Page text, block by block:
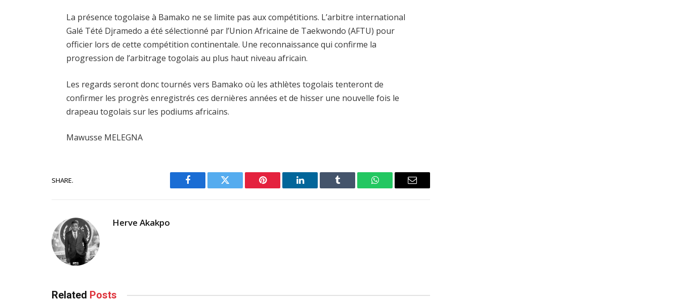
La présence togolaise à Bamako ne se limite pas aux compétitions. L’arbitre international
Galé Tété Djramedo a été sélectionné par l’Union Africaine de Taekwondo (AFTU) pour
officier lors de cette compétition continentale. Une reconnaissance qui confirme la
progression de l’arbitrage togolais au plus haut niveau africain.
Les regards seront donc tournés vers Bamako où les athlètes togolais tenteront de
confirmer les progrès enregistrés ces dernières années et de hisser une nouvelle fois le
drapeau togolais sur les podiums africains.
Mawusse MELEGNA
SHARE.
Facebook Twitter Pinterest LinkedIn Tumblr WhatsAppEmail
Herve Akakpo
Related Posts